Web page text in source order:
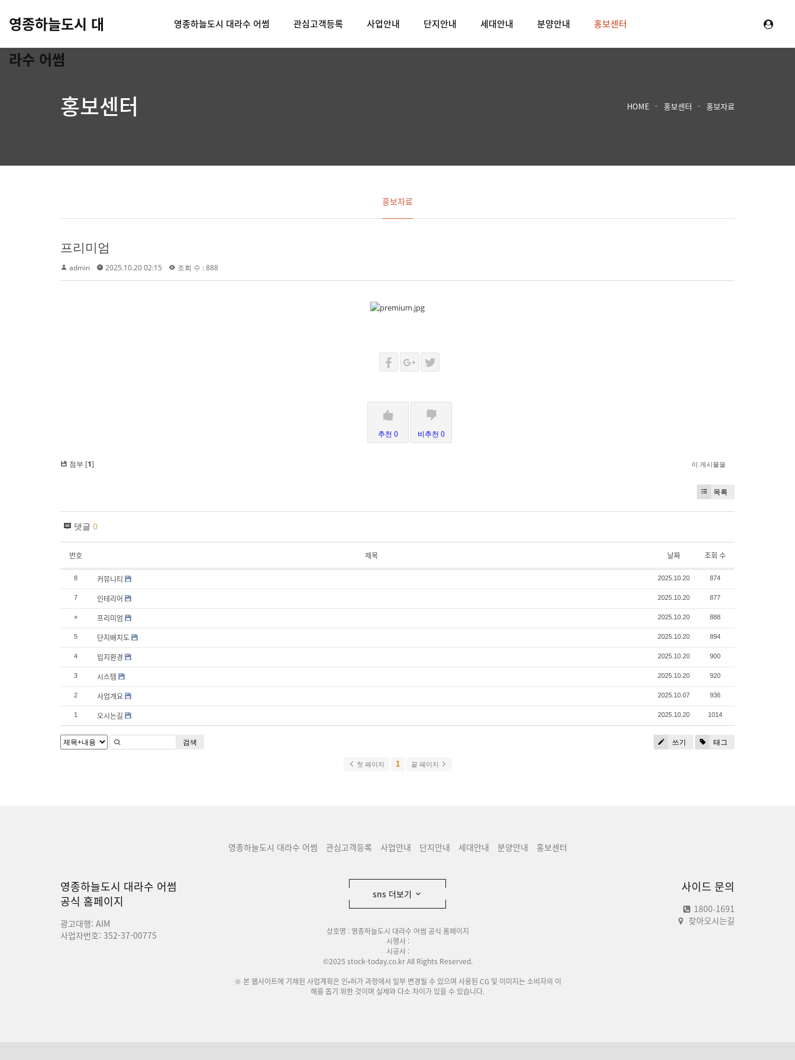
영종하늘도시 대
라수 어썸
영종하늘도시 대라수 어썸 관심고객등록 사업안내 단지안내 세대안내 분양안내 홍보센터
홍보센터 HOME 홍보센터 홍보자료
홍보자료
프리미엄
admin 2025.10.20 02:15 조회 수 : 888
추천 0 비추천 0
첨부 [1] 이 게시물을
목록
댓글 0
번호 제목 날짜 조회 수
8 커뮤니티 2025.10.20 874
7 인테리어 2025.10.20 877
» 프리미엄 2025.10.20 888
5 단지배치도 2025.10.20 894
4 입지환경 2025.10.20 900
3 시스템 2025.10.20 920
2 사업개요 2025.10.07 936
1 오시는길 2025.10.20 1014
쓰기 태그
검색
첫 페이지 1 끝 페이지
영종하늘도시 대라수 어썸 관심고객등록 사업안내 단지안내 세대안내 분양안내 홍보센터
영종하늘도시 대라수 어썸
공식 홈페이지
광고대행: AIM
사업자번호: 352-37-00775
사이드 문의
1800-1691
찾아오시는길
sns 더보기
상호명 : 영종하늘도시 대라수 어썸 공식 홈페이지
시행사 :
시공사 :
©2025 stock-today.co.kr All Rights Reserved.
※ 본 웹사이트에 기재된 사업계획은 인•허가 과정에서 일부 변경될 수 있으며 사용된 CG 및 이미지는 소비자의 이
해를 돕기 위한 것이며 실제와 다소 차이가 있을 수 있습니다.